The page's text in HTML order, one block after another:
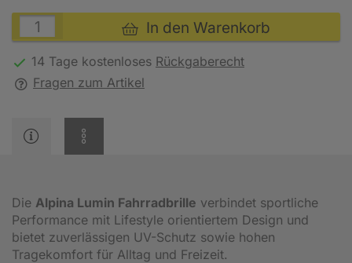
In den Warenkorb
14 Tage kostenloses Rückgaberecht
Fragen zum Artikel
Die Alpina Lumin Fahrradbrille verbindet sportliche
Performance mit Lifestyle orientiertem Design und
bietet zuverlässigen UV-Schutz sowie hohen
Tragekomfort für Alltag und Freizeit.